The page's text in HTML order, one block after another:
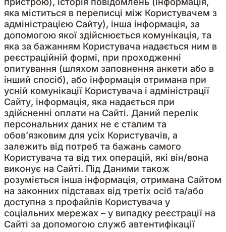
яка міститься в переписці між Користувачем з
адміністрацією Сайту), інша інформація, за
допомогою якої здійснюється комунікація, та
яка за бажанням Користувача надається ним в
реєстраційній формі, при проходженні
опитування (шляхом заповнення анкети або в
інший спосіб), або інформація отримана при
усній комунікації Користувача і адміністрації
Сайту, інформація, яка надається при
здійсненні оплати на Сайті. Даний перелік
персональних даних не є сталим та
обов’язковим для усіх Користувачів, а
залежить від потреб та бажань самого
Користувача та від тих операцій, які він/вона
виконує на Сайті. Під Даними також
розуміється інша інформація, отримана Сайтом
на законних підставах від третіх осіб та/або
доступна з профайлів Користувача у
соціальних мережах – у випадку реєстрації на
Сайті за допомогою служб автентифікації